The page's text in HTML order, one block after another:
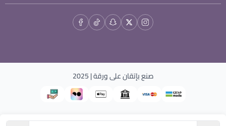
صنع بإتقان علىورقة| 2025